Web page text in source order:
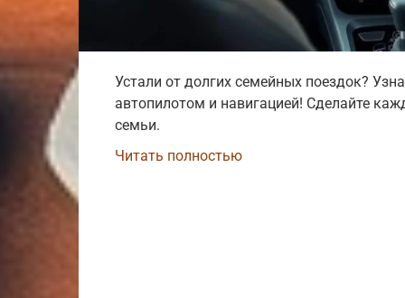
Устали от долгих семейных поездок?
автопилотом и навигацией! Сделайте
семьи.
Читать полностью